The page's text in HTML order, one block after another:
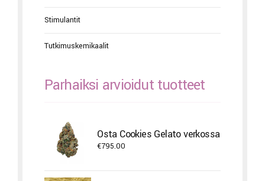
Stimulantit
Tutkimuskemikaalit
Parhaiksi arvioidut tuotteet
Osta Cookies Gelato verkossa
€795.00